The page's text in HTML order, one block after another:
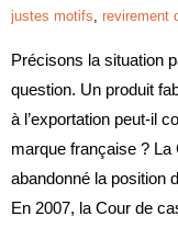
Actualité
justes motifs, revirement
Précisons la situation
question. Un produit
à l’exportation peut-il
marque française ?
abandonné la position
En 2007, la Cour de